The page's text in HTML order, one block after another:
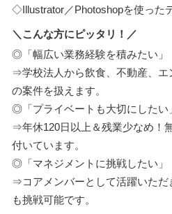
◇Illustrator／Photoshopを使った
＼こんな方にピッタリ！／
◎「幅広い業務経験を積みたい」
⇒学校法人から飲食、不動産、エ
の案件を扱えます。
◎「プライベートも大切にしたい
⇒年休120日以上＆残業少なめ！
付いています。
◎「マネジメントに挑戦したい」
⇒コアメンバーとして活躍いただ
も挑戦可能です。